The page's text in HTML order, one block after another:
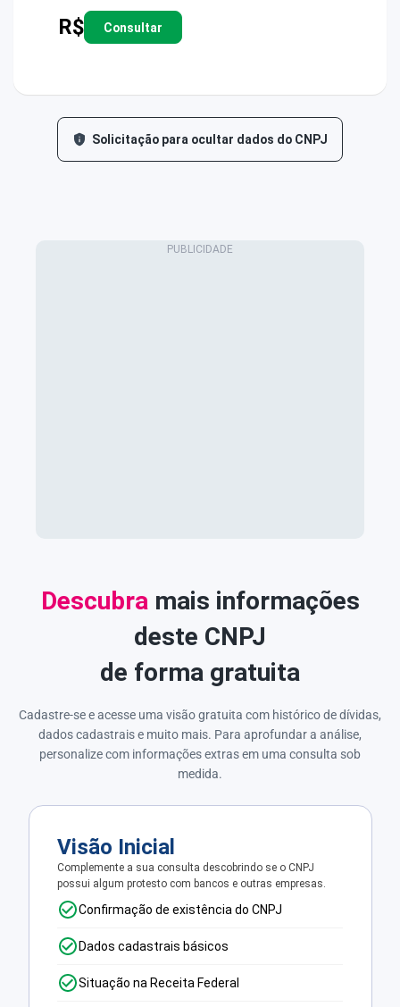
R$ Consultar
Solicitação para ocultar dados do CNPJ
Descubramais informações
deste CNPJ
de forma gratuita
Cadastre-se e acesse uma visão gratuita com histórico de dívidas,
dados cadastrais e muito mais. Para aprofundar a análise,
personalize com informações extras em uma consulta sob
medida.
Visão Inicial
Complemente a sua consulta descobrindo se o CNPJ
possui algum protesto com bancos e outras empresas.
Confirmação de existência do CNPJ
Dados cadastrais básicos
Situação na Receita Federal